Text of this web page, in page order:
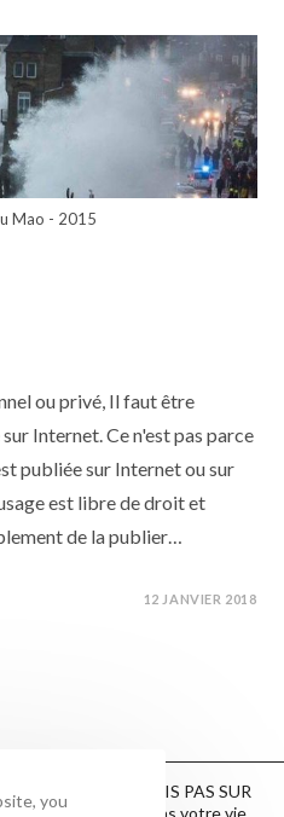
Mao - 2015
ou privé, Il faut être
Internet. Ce n'est pas parce
publiée sur Internet ou sur
est libre de droit et
de la publier…
12 JANVIER 2018
LES COOKIES MAIS PAS SUR
- Nous respectons votre vie
you